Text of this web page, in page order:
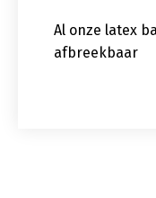
Al onze latex
afbreekbaar